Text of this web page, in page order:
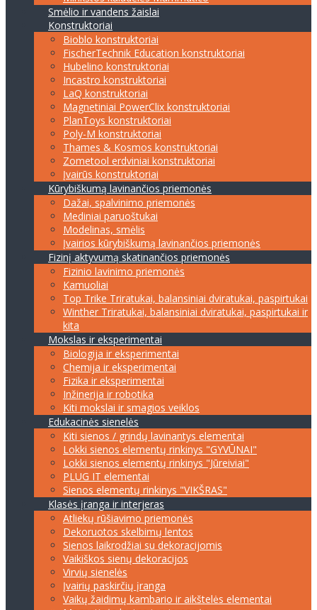
Smėlio ir vandens žaislai
Konstruktoriai
Bioblo konstruktoriai
FischerTechnik Education konstruktoriai
Hubelino konstruktoriai
Incastro konstruktoriai
LaQ konstruktoriai
Magnetiniai PowerClix konstruktoriai
PlanToys konstruktoriai
Poly-M konstruktoriai
Thames & Kosmos konstruktoriai
Zometool erdviniai konstruktoriai
Įvairūs konstruktoriai
Kūrybiškumą lavinančios priemonės
Dažai, spalvinimo priemonės
Mediniai paruoštukai
Modelinas, smėlis
Įvairios kūrybiškumą lavinančios priemonės
Fizinį aktyvumą skatinančios priemonės
Fizinio lavinimo priemonės
Kamuoliai
Top Trike Triratukai, balansiniai dviratukai, paspirtukai
Winther Triratukai, balansiniai dviratukai, paspirtukai ir
kita
Mokslas ir eksperimentai
Biologija ir eksperimentai
Chemija ir eksperimentai
Fizika ir eksperimentai
Inžinerija ir robotika
Kiti mokslai ir smagios veiklos
Edukacinės sienelės
Kiti sienos / grindų lavinantys elementai
Lokki sienos elementų rinkinys "GYVŪNAI"
Lokki sienos elementų rinkinys "Jūreiviai"
PLUG IT elementai
Sienos elementų rinkinys "VIKŠRAS"
Klasės įranga ir interjeras
Atliekų rūšiavimo priemonės
Dekoruotos skelbimų lentos
Sienos laikrodžiai su dekoracijomis
Vaikiškos sienų dekoracijos
Virvių sienelės
Įvairių paskirčių įranga
Vaikų žaidimų kambario ir aikštelės elementai